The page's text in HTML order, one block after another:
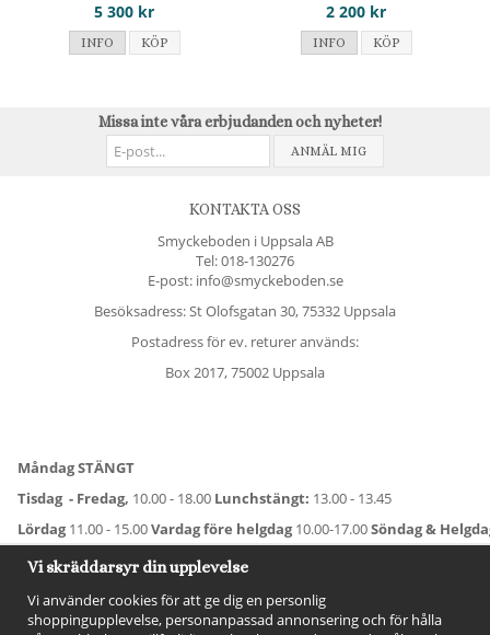
5 300 kr
INFO KÖP
2 200 kr
INFO KÖP
Missa inte våra erbjudanden och nyheter!
ANMÄL MIG
KONTAKTA OSS
Smyckeboden i Uppsala AB
Tel:018-130276
E-post: info@smyckeboden.se
Besöksadress: St Olofsgatan 30, 75332 Uppsala
Postadress för ev. returer används:
Box 2017, 75002 Uppsala
Måndag STÄNGT
Tisdag - Fredag, 10.00 - 18.00 Lunchstängt: 13.00 - 13.45
Lördag11.00 - 15.00Vardag före helgdag10.00-17.00Söndag &
För avvikande öppettider:Titta här
Vi skräddarsyr din upplevelse
Vi använder cookies för att ge dig en personlig
shoppingupplevelse, personanpassad annonsering och för hålla